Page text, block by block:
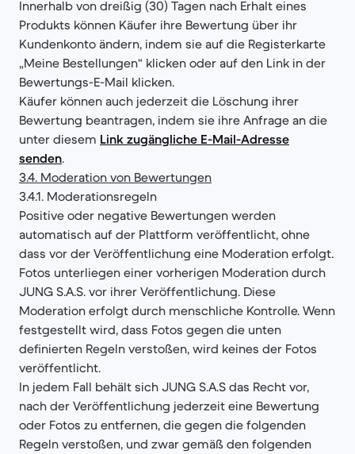
Innerhalb von dreißig (30) Tagen nach Erhalt eines
Produkts können Käufer ihre Bewertung über ihr
Kundenkonto ändern, indem sie auf die Registerkarte
„Meine Bestellungen“ klicken oder auf den Link in der
Bewertungs-E-Mail klicken.
Käufer können auch jederzeit die Löschung ihrer
Bewertung beantragen, indem sie ihre Anfrage an die
unter diesem Link zugängliche E-Mail-Adresse
senden.
3.4. Moderation von Bewertungen
3.4.1. Moderationsregeln
Positive oder negative Bewertungen werden
automatisch auf der Plattform veröffentlicht, ohne
dass vor der Veröffentlichung eine Moderation erfolgt.
Fotos unterliegen einer vorherigen Moderation durch
JUNG S.A.S. vor ihrer Veröffentlichung. Diese
Moderation erfolgt durch menschliche Kontrolle. Wenn
festgestellt wird, dass Fotos gegen die unten
definierten Regeln verstoßen, wird keines der Fotos
veröffentlicht.
In jedem Fall behält sich JUNG S.A.S das Recht vor,
nach der Veröffentlichung jederzeit eine Bewertung
oder Fotos zu entfernen, die gegen die folgenden
Regeln verstoßen, und zwar gemäß den folgenden